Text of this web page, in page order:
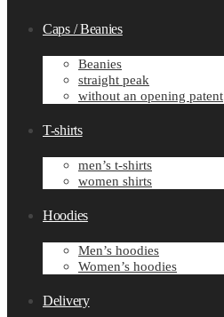
Caps / Beanies
Beanies
straight peak
without an opening patent
T-shirts
men’s t-shirts
women shirts
Hoodies
Men’s hoodies
Women’s hoodies
Delivery